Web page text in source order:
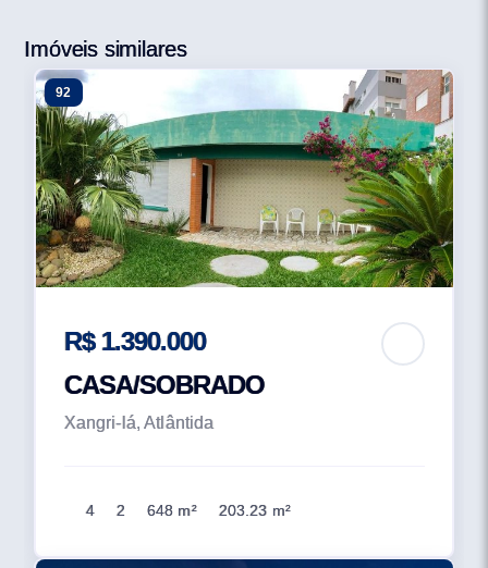
Imóveis similares
92
R$ 1.390.000
CASA/SOBRADO
Xangri-lá, Atlântida
4 2 648 m² 203.23 m²